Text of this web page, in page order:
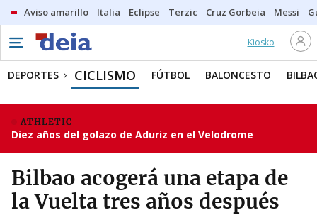
Aviso amarillo Italia Eclipse Terzic Cruz Gorbeia Messi
Kiosko
DEPORTES CICLISMO FÚTBOL BALONCESTO
ATHLETIC
Diez años del golazo de Aduriz en el Velodrome
Bilbao acogerá una etapa de
la Vuelta tres años después